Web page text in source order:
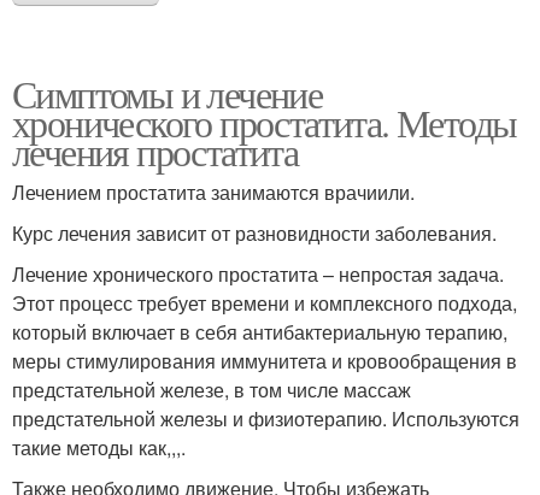
Симптомы и лечение
хронического простатита. Методы
лечения простатита
Лечением простатита занимаются врачиили.
Курс лечения зависит от разновидности заболевания.
Лечение хронического простатита – непростая задача.
Этот процесс требует времени и комплексного подхода,
который включает в себя антибактериальную терапию,
меры стимулирования иммунитета и кровообращения в
предстательной железе, в том числе массаж
предстательной железы и физиотерапию. Используются
такие методы как,,,.
Также необходимо движение. Чтобы избежать